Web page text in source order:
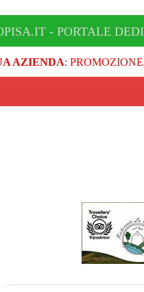
- PORTALE
AZIENDA: PROMOZIONE